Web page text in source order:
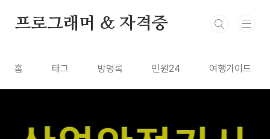
프로그래머 & 자격증
홈 태그 방명록 민원24 여행가이드